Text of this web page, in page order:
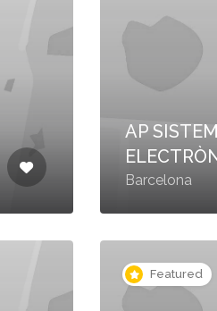
AP
Barcelona
Featured